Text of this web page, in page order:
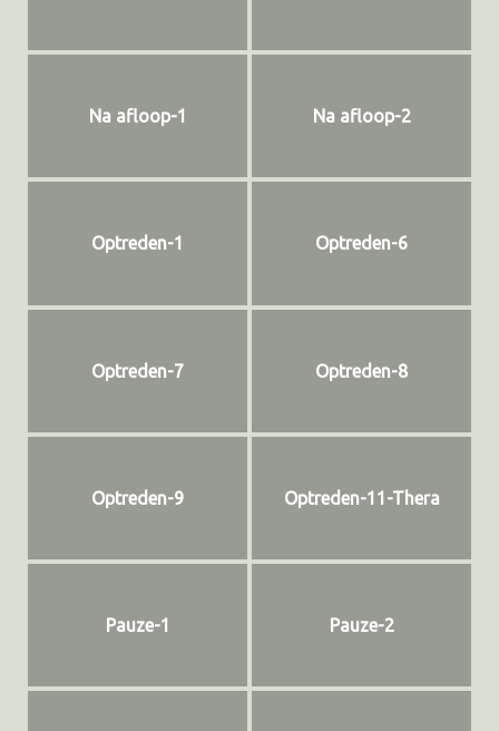
Na afloop-1 Na afloop-2
Optreden-1 Optreden-6
Optreden-7 Optreden-8
Optreden-9 Optreden-11-Thera
Pauze-1 Pauze-2